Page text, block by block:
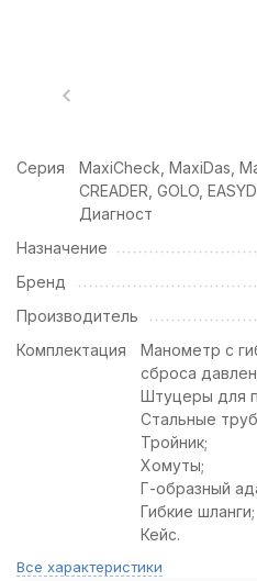
Серия
MaxiCheck, MaxiDas,
CREADER, GOLO,
Диагност
Назначение
Бренд
Производитель
Комплектация
Манометр с
сброса
Штуцеры для
Стальные
Тройник;
Хомуты;
Г-образный
Гибкие шланги;
Кейс.
Все характеристики